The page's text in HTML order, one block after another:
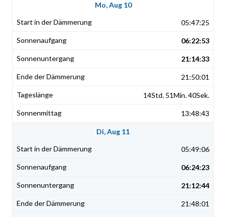
Mo, Aug 10
05:47:25
06:22:53
21:14:33
21:50:01
14Std. 51Min. 40Sek.
13:48:43
Di, Aug 11
05:49:06
06:24:23
21:12:44
21:48:01